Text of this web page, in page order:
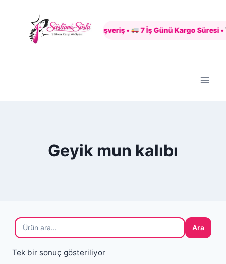
content
Güvenli Alışveriş • 7 İş Günü Kargo Süresi •
Geyik mun kalıbı
Ara
Tek bir sonuç gösteriliyor